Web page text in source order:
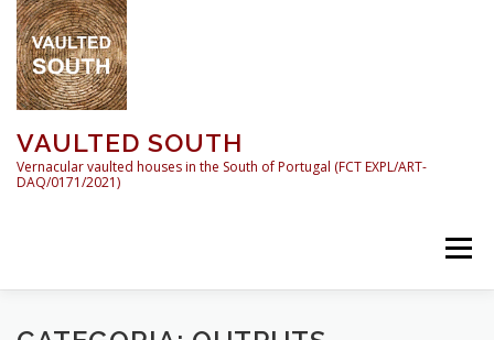
Saltar para conteúdo
VAULTED SOUTH
Vernacular vaulted houses in the South of Portugal (FCT EXPL/ART-
DAQ/0171/2021)
Menu
INÍCIO VAULTED SOUTH APRESENTAÇÃO